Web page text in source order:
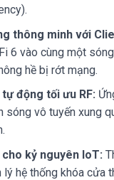
thông minh với
6 vào cùng một
hề bị rớt mạng.
động tối ưu RF:
sóng vô tuyến xung
kỷ nguyên IoT:
lý hệ thống khóa cửa